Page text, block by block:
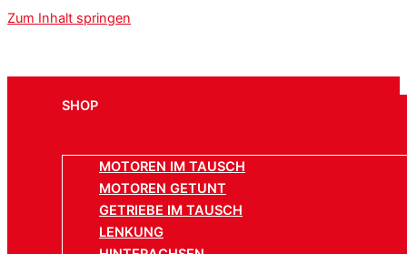
Zum Inhalt springen
SHOP
MOTOREN IM TAUSCH
MOTOREN GETUNT
GETRIEBE IM TAUSCH
LENKUNG